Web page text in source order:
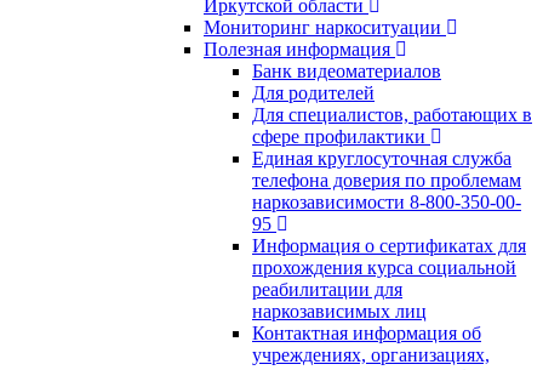
Иркутской области
Мониторинг наркоситуации
Полезная информация
Банк видеоматериалов
Для родителей
Для специалистов, работающих в
сфере профилактики
Единая круглосуточная служба
телефона доверия по проблемам
наркозависимости 8-800-350-00-
95
Информация о сертификатах для
прохождения курса социальной
реабилитации для
наркозависимых лиц
Контактная информация об
учреждениях, организациях,